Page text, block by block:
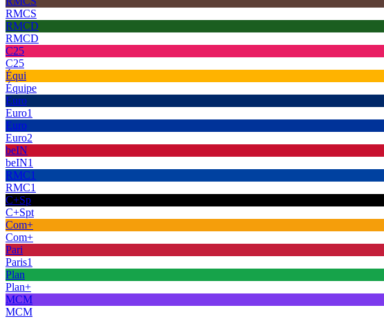
RMCS
RMCD
RMCD
C25
C25
Équi
Équipe
Euro
Euro1
Euro
Euro2
beIN
beIN1
RMC1
RMC1
C+Sp
C+Spt
Com+
Com+
Pari
Paris1
Plan
Plan+
MCM
MCM